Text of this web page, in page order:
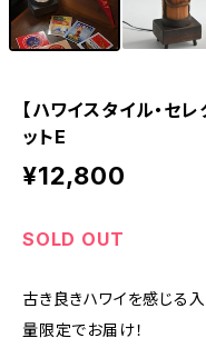
【ハワイスタイル・セ
ットE
¥12,800
SOLD OUT
古き良きハワイを感じる
量限定でお届け！